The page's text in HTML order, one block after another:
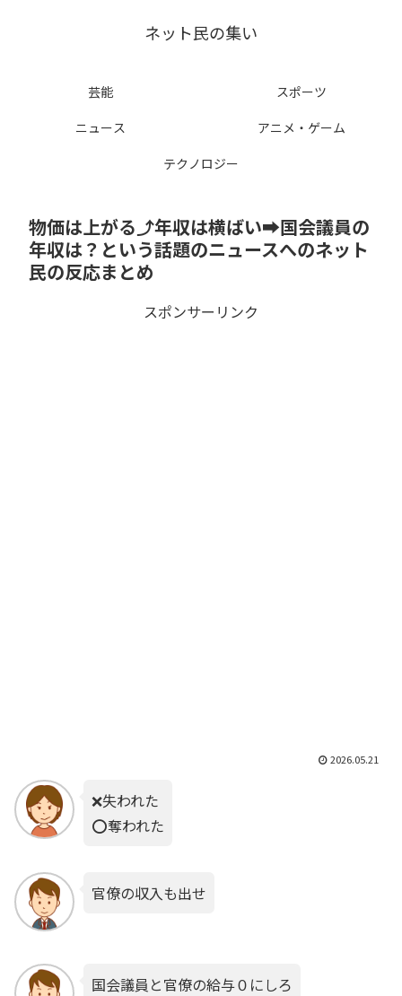
ネット民の集い
芸能
スポーツ
ニュース
アニメ・ゲーム
テクノロジー
物価は上がる⤴️年収は横ばい➡️国会議員の
年収は？という話題のニュースへのネット
民の反応まとめ
スポンサーリンク
2026.05.21
❌️失われた
⭕️奪われた
官僚の収入も出せ
国会議員と官僚の給与０にしろ